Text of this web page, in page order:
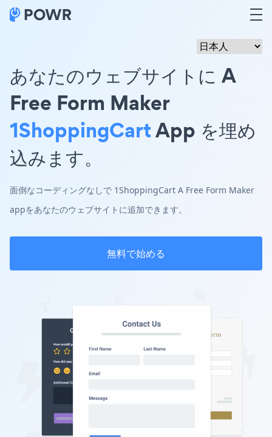
あなたのウェブサイトに A
Free Form Maker
1ShoppingCartApp を埋め
込みます。
面倒なコーディングなしで 1ShoppingCart A Free Form Maker
appをあなたのウェブサイトに追加できます。
無料で始める